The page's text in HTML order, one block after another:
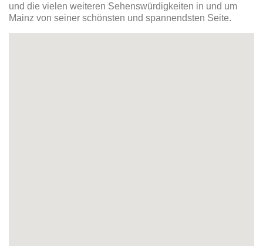
und die vielen weiteren Sehenswürdigkeiten in und um
Mainz von seiner schönsten und spannendsten Seite.